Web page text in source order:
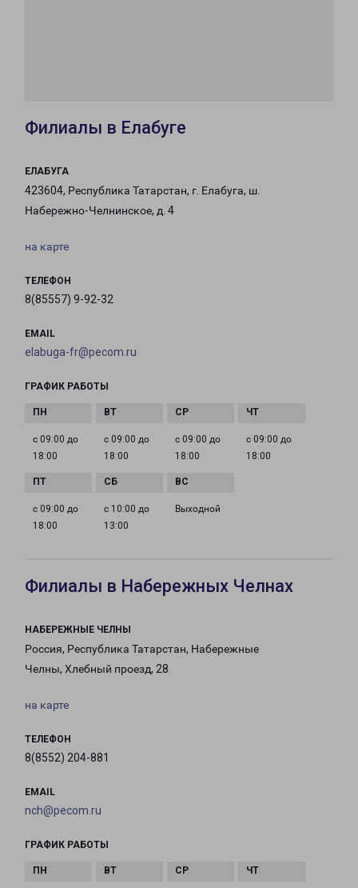
Филиалы в Елабуге
ЕЛАБУГА
423604, Республика Татарстан, г. Елабуга, ш.
Набережно-Челнинское, д. 4
на карте
ТЕЛЕФОН
8(85557) 9-92-32
EMAIL
elabuga-fr@pecom.ru
ГРАФИК РАБОТЫ
с 09:00 до
18:00
с 09:00 до
18:00
с 09:00 до
18:00
с 09:00 до
18:00
с 09:00 до
18:00
с 10:00 до
13:00
Выходной
Филиалы в Набережных Челнах
НАБЕРЕЖНЫЕ ЧЕЛНЫ
Россия, Республика Татарстан, Набережные
Челны, Хлебный проезд, 28
на карте
ТЕЛЕФОН
8(8552) 204-881
EMAIL
nch@pecom.ru
ГРАФИК РАБОТЫ